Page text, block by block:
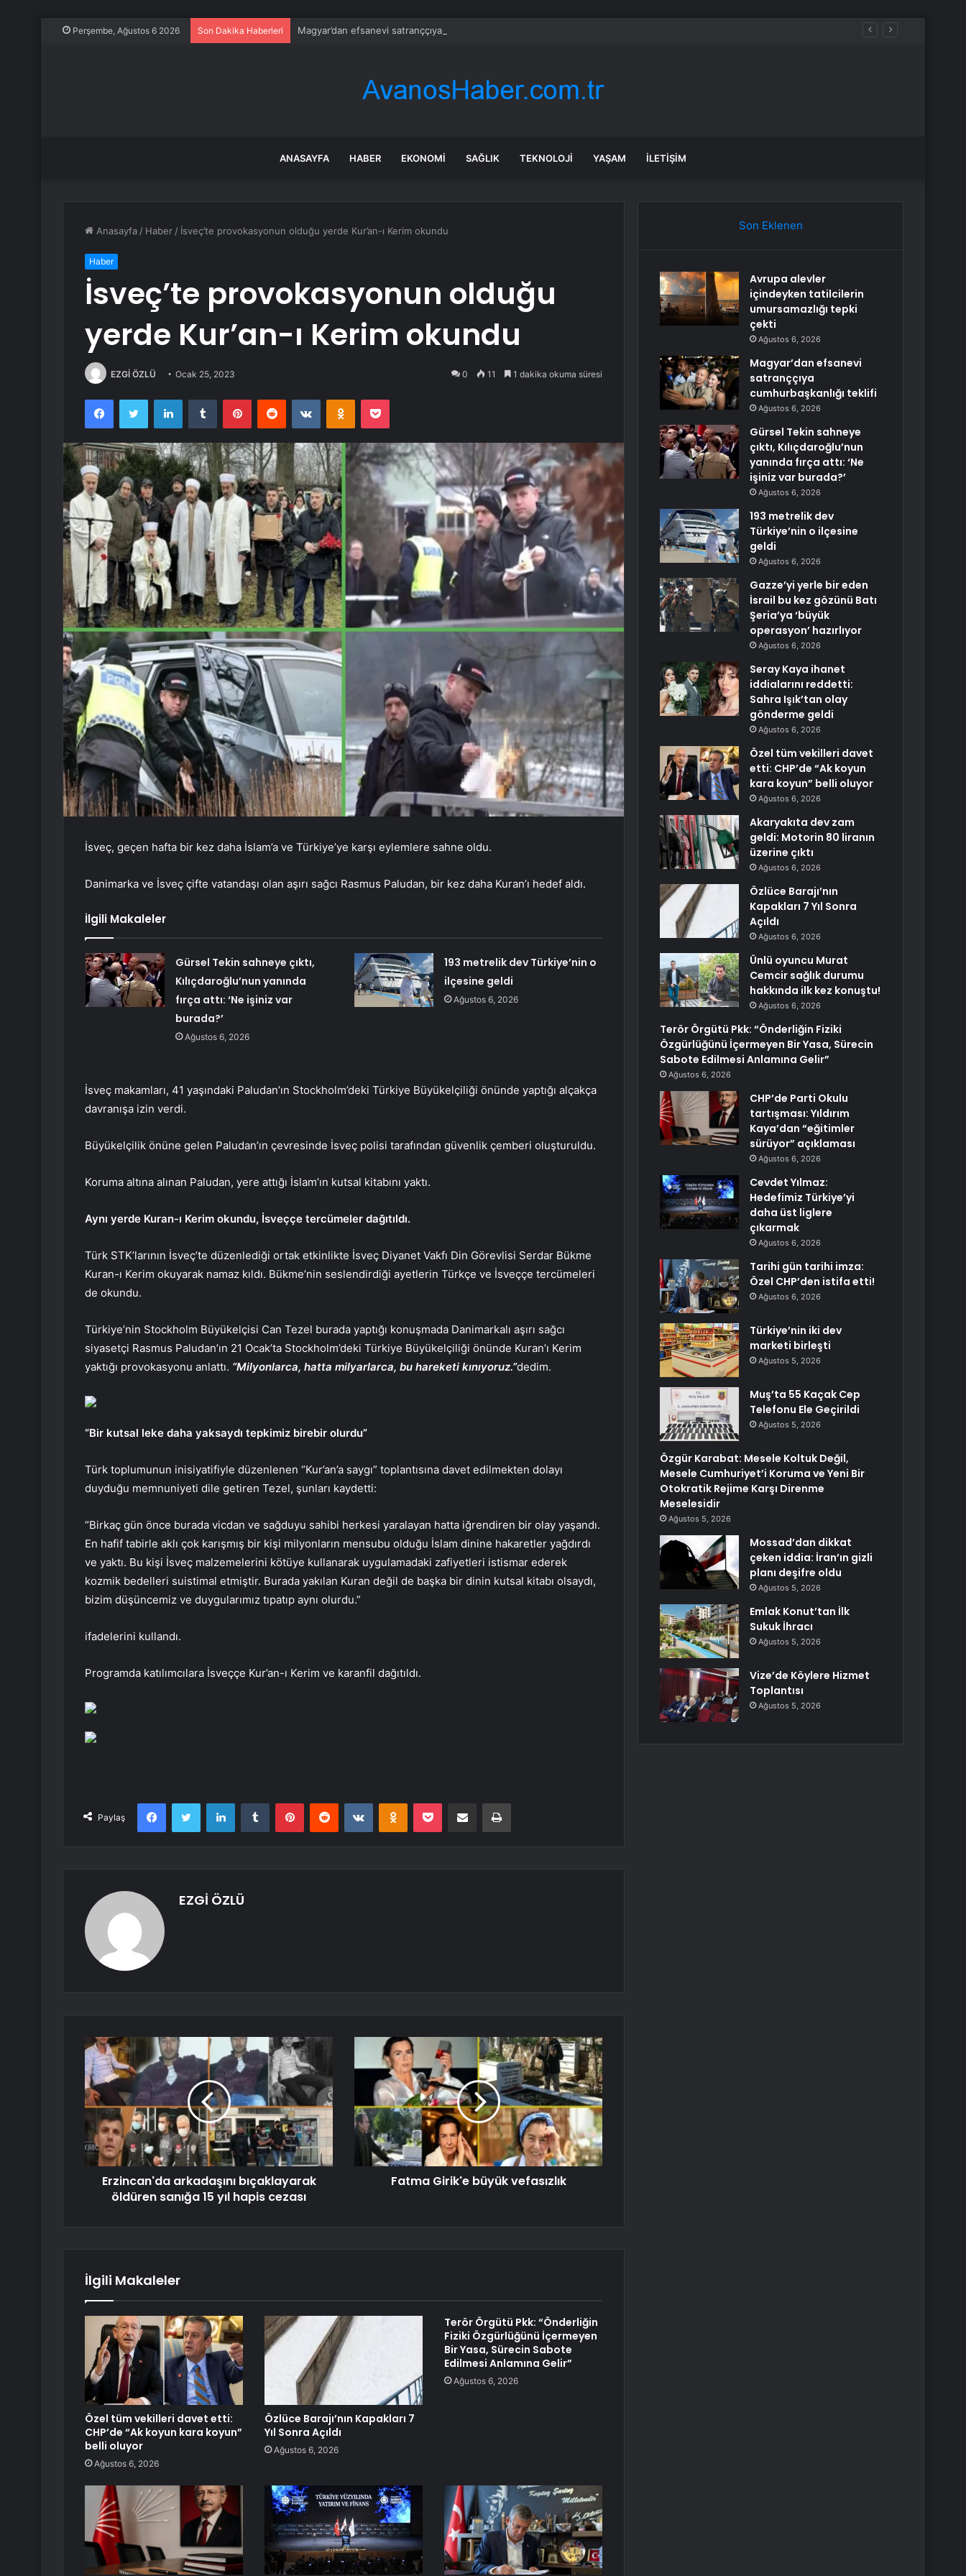
Perşembe, Ağustos 6 2026 Son Dakika Haberleri Magyar’dan efsanevi satranççıya cumhurbaşkanlığı teklifi
ANASAYFA HABER EKONOMI SAĞLIK TEKNOLOJI YAŞAM İLETIŞIM
Anasayfa / Haber / İsveç’te provokasyonun olduğu yerde Kur’an-ı Kerim okundu
Haber
İsveç’te provokasyonun olduğu
yerde Kur’an-ı Kerim okundu
EZGİ ÖZLÜ Ocak 25, 2023 0 11 1 dakika okuma süresi
FacebookTwitter LinkedInTumblr PinterestReddit VKontakteOdnoklassniki
Pocket
İsveç, geçen hafta bir kez daha İslam’a ve Türkiye’ye karşı eylemlere sahne oldu.
Danimarka ve İsveç çifte vatandaşı olan aşırı sağcı Rasmus Paludan, bir kez daha Kuran’ı hedef aldı.
İlgili Makaleler
Gürsel Tekin sahneye çıktı,
Kılıçdaroğlu’nun yanında
fırça attı: ‘Ne işiniz var
burada?’
Ağustos 6, 2026
193 metrelik dev Türkiye’nin o
ilçesine geldi
Ağustos 6, 2026
İsveç makamları, 41 yaşındaki Paludan’ın Stockholm’deki Türkiye Büyükelçiliği önünde yaptığı alçakça
davranışa izin verdi.
Büyükelçilik önüne gelen Paludan’ın çevresinde İsveç polisi tarafından güvenlik çemberi oluşturuldu.
Koruma altına alınan Paludan, yere attığı İslam’ın kutsal kitabını yaktı.
Aynı yerde Kuran-ı Kerim okundu, İsveççe tercümeler dağıtıldı.
Türk STK’larının İsveç’te düzenlediği ortak etkinlikte İsveç Diyanet Vakfı Din Görevlisi Serdar Bükme
Kuran-ı Kerim okuyarak namaz kıldı. Bükme’nin seslendirdiği ayetlerin Türkçe ve İsveççe tercümeleri
de okundu.
Türkiye’nin Stockholm Büyükelçisi Can Tezel burada yaptığı konuşmada Danimarkalı aşırı sağcı
siyasetçi Rasmus Paludan’ın 21 Ocak’ta Stockholm’deki Türkiye Büyükelçiliği önünde Kuran’ı Kerim
yaktığı provokasyonu anlattı. “Milyonlarca, hatta milyarlarca, bu hareketi kınıyoruz.”dedim.
“Bir kutsal leke daha yaksaydı tepkimiz birebir olurdu”
Türk toplumunun inisiyatifiyle düzenlenen “Kur’an’a saygı” toplantısına davet edilmekten dolayı
duyduğu memnuniyeti dile getiren Tezel, şunları kaydetti:
“Birkaç gün önce burada vicdan ve sağduyu sahibi herkesi yaralayan hatta iğrendiren bir olay yaşandı.
En hafif tabirle aklı çok karışmış bir kişi milyonların mensubu olduğu İslam dinine hakaretler yağdırdı
ve yaktı. Bu kişi İsveç malzemelerini kötüye kullanarak uygulamadaki zafiyetleri istismar ederek
kozmik bedelleri suistimal etmiştir. Burada yakılan Kuran değil de başka bir dinin kutsal kitabı olsaydı,
bizim düşüncemiz ve duygularımız tıpatıp aynı olurdu.”
ifadelerini kullandı.
Programda katılımcılara İsveççe Kur’an-ı Kerim ve karanfil dağıtıldı.
Paylaş
FacebookTwitter LinkedInTumblr PinterestReddit VKontakteOdnoklassniki
Pocket E-Posta ile paylaş Yazdır
EZGİ ÖZLÜ
Erzincan'da arkadaşını bıçaklayarak
öldüren sanığa 15 yıl hapis cezası
Fatma Girik'e büyük vefasızlık
İlgili Makaleler
Özel tüm vekilleri davet etti:
CHP’de “Ak koyun kara koyun”
belli oluyor
Ağustos 6, 2026
Özlüce Barajı’nın Kapakları 7
Yıl Sonra Açıldı
Ağustos 6, 2026
Terör Örgütü Pkk: “Önderliğin
Fiziki Özgürlüğünü İçermeyen
Bir Yasa, Sürecin Sabote
Edilmesi Anlamına Gelir”
Ağustos 6, 2026
Son Eklenen
Avrupa alevler
içindeyken tatilcilerin
umursamazlığı tepki
çekti
Ağustos 6, 2026
Magyar’dan efsanevi
satranççıya
cumhurbaşkanlığı teklifi
Ağustos 6, 2026
Gürsel Tekin sahneye
çıktı, Kılıçdaroğlu’nun
yanında fırça attı: ‘Ne
işiniz var burada?’
Ağustos 6, 2026
193 metrelik dev
Türkiye’nin o ilçesine
geldi
Ağustos 6, 2026
Gazze’yi yerle bir eden
İsrail bu kez gözünü Batı
Şeria’ya ‘büyük
operasyon’ hazırlıyor
Ağustos 6, 2026
Seray Kaya ihanet
iddialarını reddetti:
Sahra Işık’tan olay
gönderme geldi
Ağustos 6, 2026
Özel tüm vekilleri davet
etti: CHP’de “Ak koyun
kara koyun” belli oluyor
Ağustos 6, 2026
Akaryakıta dev zam
geldi: Motorin 80 liranın
üzerine çıktı
Ağustos 6, 2026
Özlüce Barajı’nın
Kapakları 7 Yıl Sonra
Açıldı
Ağustos 6, 2026
Ünlü oyuncu Murat
Cemcir sağlık durumu
hakkında ilk kez konuştu!
Ağustos 6, 2026
Terör Örgütü Pkk: “Önderliğin Fiziki
Özgürlüğünü İçermeyen Bir Yasa, Sürecin
Sabote Edilmesi Anlamına Gelir”
Ağustos 6, 2026
CHP’de Parti Okulu
tartışması: Yıldırım
Kaya’dan “eğitimler
sürüyor” açıklaması
Ağustos 6, 2026
Cevdet Yılmaz:
Hedefimiz Türkiye’yi
daha üst liglere
çıkarmak
Ağustos 6, 2026
Tarihi gün tarihi imza:
Özel CHP’den istifa etti!
Ağustos 6, 2026
Türkiye’nin iki dev
marketi birleşti
Ağustos 5, 2026
Muş’ta 55 Kaçak Cep
Telefonu Ele Geçirildi
Ağustos 5, 2026
Özgür Karabat: Mesele Koltuk Değil,
Mesele Cumhuriyet’i Koruma ve Yeni Bir
Otokratik Rejime Karşı Direnme
Meselesidir
Ağustos 5, 2026
Mossad’dan dikkat
çeken iddia: İran’ın gizli
planı deşifre oldu
Ağustos 5, 2026
Emlak Konut’tan İlk
Sukuk İhracı
Ağustos 5, 2026
Vize’de Köylere Hizmet
Toplantısı
Ağustos 5, 2026